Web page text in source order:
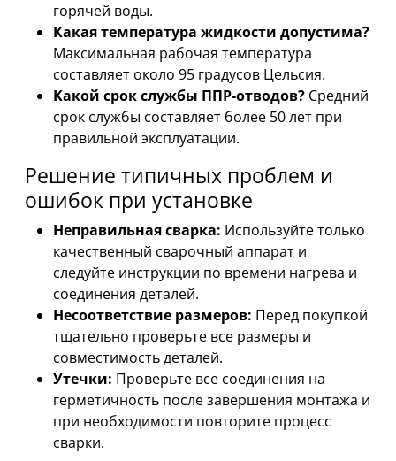
горячей воды.
Какая температура жидкости допустима?
Максимальная рабочая температура
составляет около 95 градусов Цельсия.
Какой срок службы ППР-отводов? Средний
срок службы составляет более 50 лет при
правильной эксплуатации.
Решение типичных проблем и
ошибок при установке
Неправильная сварка: Используйте только
качественный сварочный аппарат и
следуйте инструкции по времени нагрева и
соединения деталей.
Несоответствие размеров: Перед покупкой
тщательно проверьте все размеры и
совместимость деталей.
Утечки: Проверьте все соединения на
герметичность после завершения монтажа и
при необходимости повторите процесс
сварки.